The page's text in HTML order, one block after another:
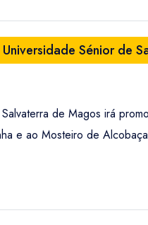
Sénior de
de Magos irá
e ao Mosteiro de